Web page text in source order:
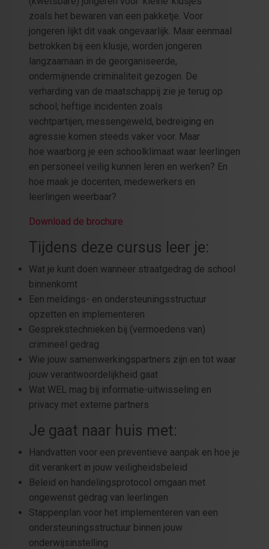
zoals het bewaren van een pakketje. Voor
jongeren lijkt dit vaak ongevaarlijk. Maar eenmaal
betrokken bij een klusje, worden jongeren
langzaamaan in de georganiseerde,
ondermijnende criminaliteit gezogen. De
verharding van de maatschappij zie je terug op
school; heftige incidenten zoals
vechtpartijen, messengeweld, bedreiging en
agressie komen steeds vaker voor. Maar
hoe waarborg je een schoolklimaat waar leerlingen
en personeel veilig kunnen leren en werken? En
hoe maak je docenten, medewerkers en
leerlingen weerbaar?
Download de brochure
Tijdens deze cursus leer je:
Wat je kunt doen wanneer straatgedrag de school
binnenkomt
Een meldings- en ondersteuningsstructuur
opzetten en implementeren
Gesprekstechnieken bij (vermoedens van)
crimineel gedrag
Wie jouw samenwerkingspartners zijn en tot waar
jouw verantwoordelijkheid gaat
Wat WEL mag bij informatie-uitwisseling en
privacy met externe partners
Je gaat naar huis met:
Handvatten voor een preventieve aanpak en hoe je
dit verankert in jouw veiligheidsbeleid
Beleid en handelingsprotocol omgaan met
ongewenst gedrag van leerlingen
Stappenplan voor het implementeren van een
ondersteuningsstructuur binnen jouw
onderwijsinstelling